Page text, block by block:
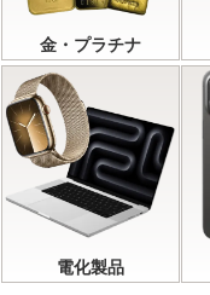
金・プラチナ
電化製品